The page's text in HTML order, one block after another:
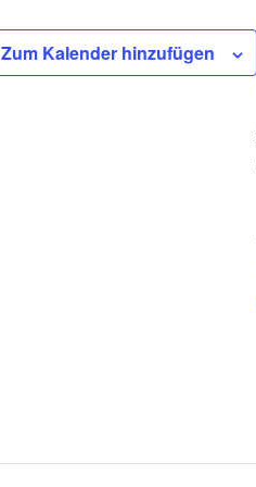
Zum Kalender hinzufügen